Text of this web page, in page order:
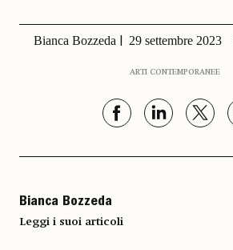
Bianca Bozzeda 29 settembre 2023
ARTI CONTEMPORANEE
Bianca Bozzeda
Leggi i suoi articoli